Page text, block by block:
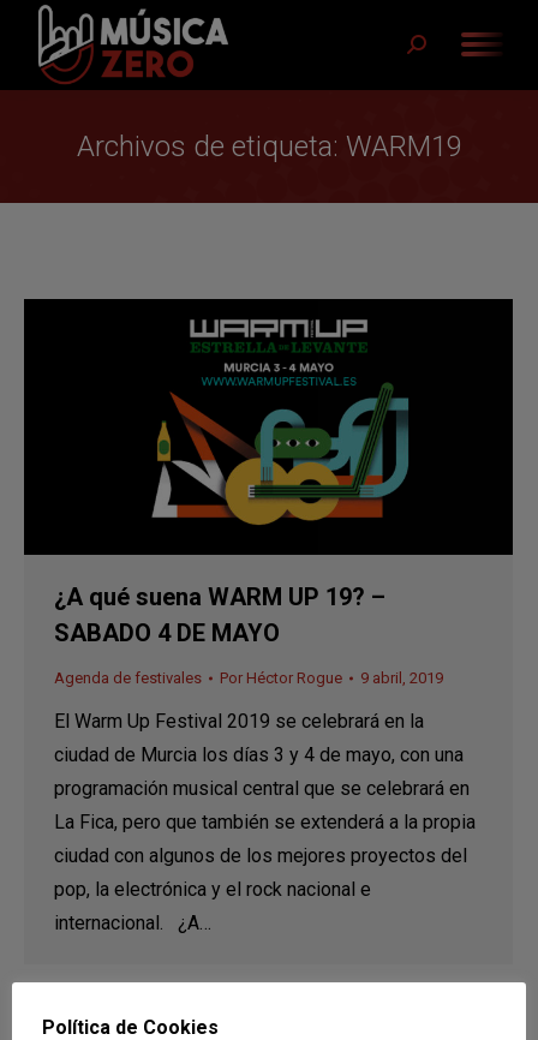
Buscar:
Archivos de etiqueta: WARM19
¿A qué suena WARM UP 19? –
SABADO 4 DE MAYO
Agenda de festivales Por Héctor Rogue 9 abril, 2019
El Warm Up Festival 2019 se celebrará en la
ciudad de Murcia los días 3 y 4 de mayo, con una
programación musical central que se celebrará en
La Fica, pero que también se extenderá a la propia
ciudad con algunos de los mejores proyectos del
pop, la electrónica y el rock nacional e
internacional. ¿A…
Política de Cookies